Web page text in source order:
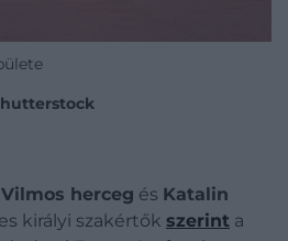
Vilmos herceg és Katalin
királyi szakértők szerint a